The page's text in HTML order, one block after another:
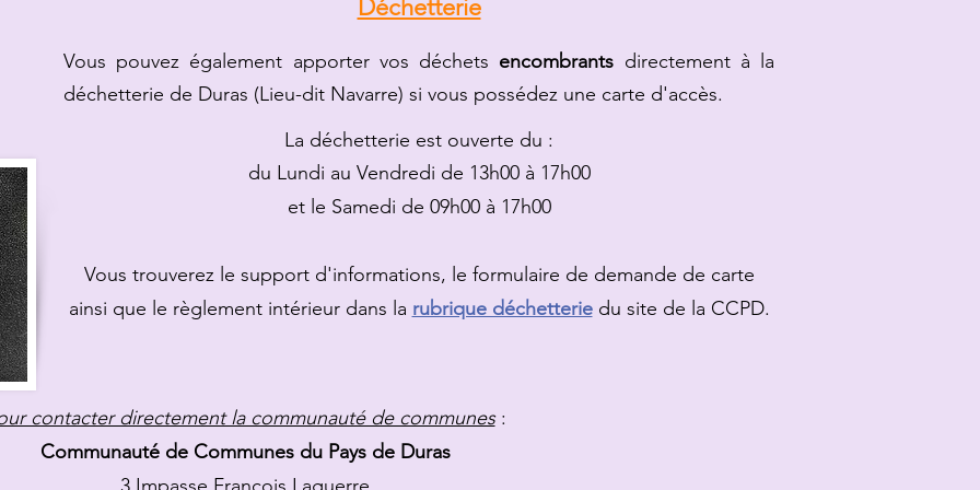
Déchetterie
Vous pouvez également apporter vos déchets encombrants directement à la
déchetterie de Duras (Lieu-dit Navarre) si vous possédez une carte d'accès.
La déchetterie est ouverte du :
du Lundi au Vendredi de 13h00 à 17h00
et le Samedi de 09h00 à 17h00
Vous trouverez le support d'informations, le formulaire de demande de carte
ainsi que le règlement intérieur dans la rubrique déchetteriedu site de la CCPD.
contacter directement la communauté de communes:
Communauté de Communes du Pays de Duras